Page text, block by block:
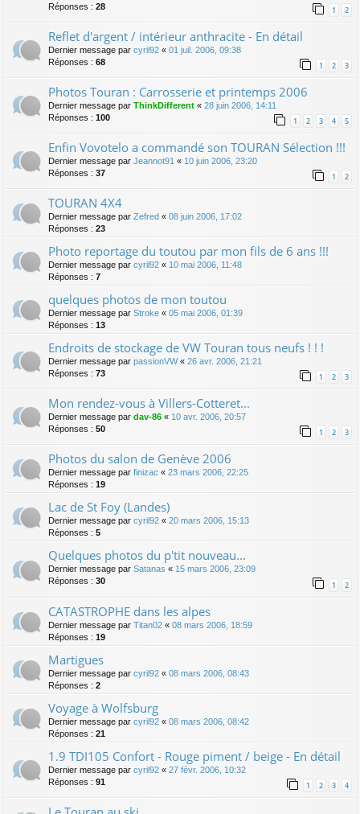
Réponses : 28 1 2
Reflet d'argent / intérieur anthracite - En détail
Dernier message par cyril92 « 01 juil. 2006, 09:38
Réponses : 68 1 2 3
Photos Touran : Carrosserie et printemps 2006
Dernier message par ThinkDifferent « 28 juin 2006, 14:11
Réponses : 100 1 2 3 4 5
Enfin Vovotelo a commandé son TOURAN Sélection !!!
Dernier message par Jeannot91 « 10 juin 2006, 23:20
Réponses : 37 1 2
TOURAN 4X4
Dernier message par Zefred « 08 juin 2006, 17:02
Réponses : 23
Photo reportage du toutou par mon fils de 6 ans !!!
Dernier message par cyril92 « 10 mai 2006, 11:48
Réponses : 7
quelques photos de mon toutou
Dernier message par Stroke « 05 mai 2006, 01:39
Réponses : 13
Endroits de stockage de VW Touran tous neufs ! ! !
Dernier message par passionVW« 26 avr. 2006, 21:21
Réponses : 73 1 2 3
Mon rendez-vous à Villers-Cotteret...
Dernier message par dav-86 « 10 avr. 2006, 20:57
Réponses : 50 1 2 3
Photos du salon de Genève 2006
Dernier message par finizac « 23 mars 2006, 22:25
Réponses : 19
Lac de St Foy (Landes)
Dernier message par cyril92 « 20 mars 2006, 15:13
Réponses : 5
Quelques photos du p'tit nouveau...
Dernier message par Satanas « 15 mars 2006, 23:09
Réponses : 30 1 2
CATASTROPHE dans les alpes
Dernier message par Titan02 « 08 mars 2006, 18:59
Réponses : 19
Martigues
Dernier message par cyril92 « 08 mars 2006, 08:43
Réponses : 2
Voyage à Wolfsburg
Dernier message par cyril92 « 08 mars 2006, 08:42
Réponses : 21
1.9 TDI105 Confort - Rouge piment / beige - En détail
Dernier message par cyril92 « 27 févr. 2006, 10:32
Réponses : 91 1 2 3 4